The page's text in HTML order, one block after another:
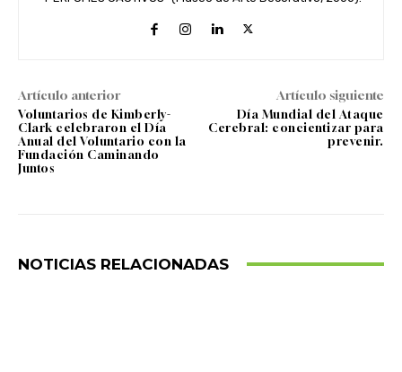
Artículo anterior
Voluntarios de Kimberly-
Clark celebraron el Día
Anual del Voluntario con la
Fundación Caminando
Juntos
Artículo siguiente
Día Mundial del Ataque
Cerebral: concientizar para
prevenir.
NOTICIAS RELACIONADAS